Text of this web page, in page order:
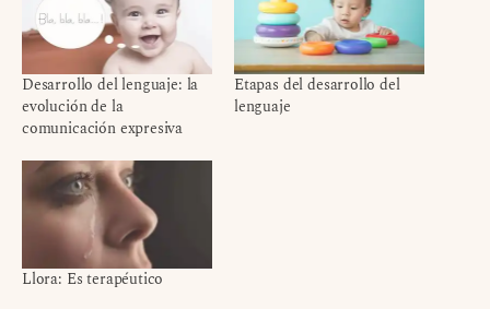
Desarrollo del lenguaje: la
evolución de la
comunicación expresiva
Etapas del desarrollo del
lenguaje
Llora: Es terapéutico